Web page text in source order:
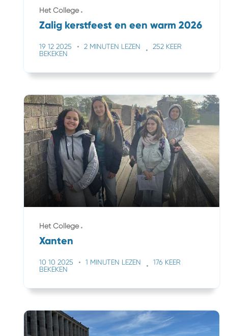
Het College
Zalig kerstfeest en een warm 2026
19 12 2025 2 MINUTEN LEZEN
252 KEER
BEKEKEN
Het College
Xanten
10 10 2025 1 MINUTEN LEZEN
176 KEER
BEKEKEN